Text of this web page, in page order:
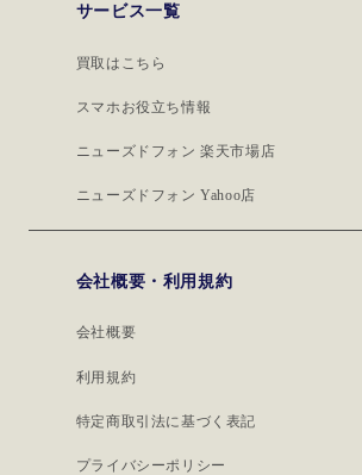
サービス一覧
買取はこちら
スマホお役立ち情報
ニューズドフォン 楽天市場店
ニューズドフォン Yahoo店
会社概要・利用規約
会社概要
利用規約
特定商取引法に基づく表記
プライバシーポリシー